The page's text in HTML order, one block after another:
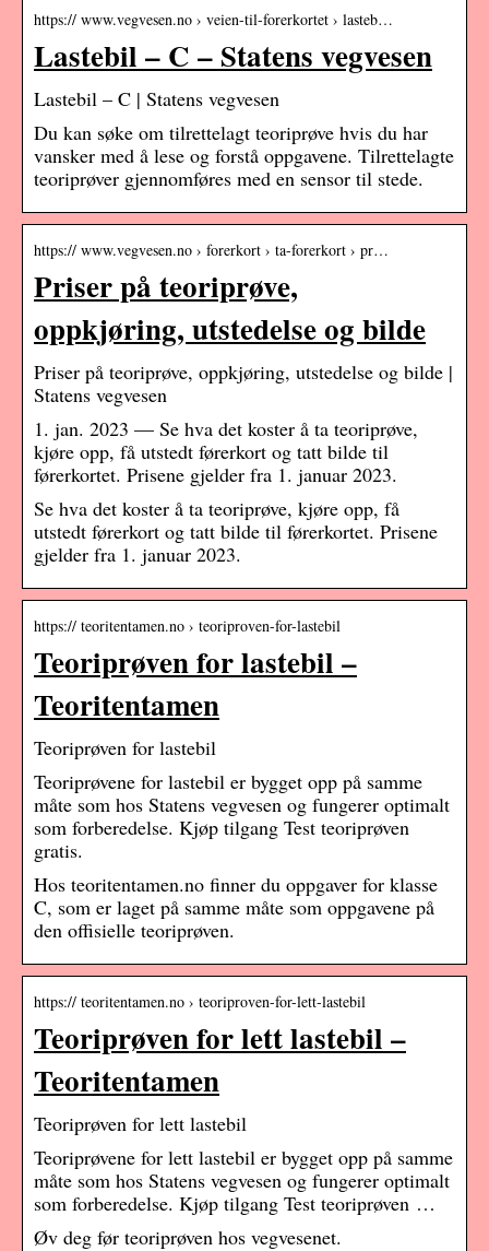
https:// www.vegvesen.no › veien-til-forerkortet › lasteb…
Lastebil – C – Statens vegvesen
Lastebil – C | Statens vegvesen
Du kan søke om tilrettelagt teoriprøve hvis du har
vansker med å lese og forstå oppgavene. Tilrettelagte
teoriprøver gjennomføres med en sensor til stede.
https:// www.vegvesen.no › forerkort › ta-forerkort › pr…
Priser på teoriprøve,
oppkjøring, utstedelse og bilde
Priser på teoriprøve, oppkjøring, utstedelse og bilde |
Statens vegvesen
1. jan. 2023 — Se hva det koster å ta teoriprøve,
kjøre opp, få utstedt førerkort og tatt bilde til
førerkortet. Prisene gjelder fra 1. januar 2023.
Se hva det koster å ta teoriprøve, kjøre opp, få
utstedt førerkort og tatt bilde til førerkortet. Prisene
gjelder fra 1. januar 2023.
https:// teoritentamen.no › teoriproven-for-lastebil
Teoriprøven for lastebil –
Teoritentamen
Teoriprøven for lastebil
Teoriprøvene for lastebil er bygget opp på samme
måte som hos Statens vegvesen og fungerer optimalt
som forberedelse. Kjøp tilgang Test teoriprøven
gratis.
Hos teoritentamen.no finner du oppgaver for klasse
C, som er laget på samme måte som oppgavene på
den offisielle teoriprøven.
https:// teoritentamen.no › teoriproven-for-lett-lastebil
Teoriprøven for lett lastebil –
Teoritentamen
Teoriprøven for lett lastebil
Teoriprøvene for lett lastebil er bygget opp på samme
måte som hos Statens vegvesen og fungerer optimalt
som forberedelse. Kjøp tilgang Test teoriprøven …
Øv deg før teoriprøven hos vegvesenet.